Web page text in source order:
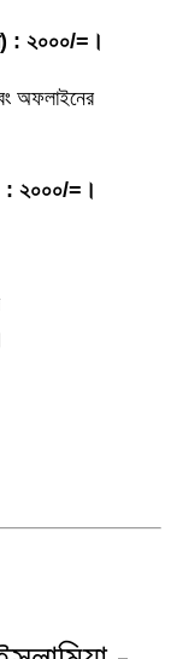
: ২০০০/=।
অফলাইনের
: ২০০০/=।